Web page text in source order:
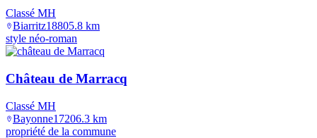
Classé MH
Biarritz18805.8 km
style néo-roman
Château de Marracq
Classé MH
Bayonne17206.3 km
propriété de la commune